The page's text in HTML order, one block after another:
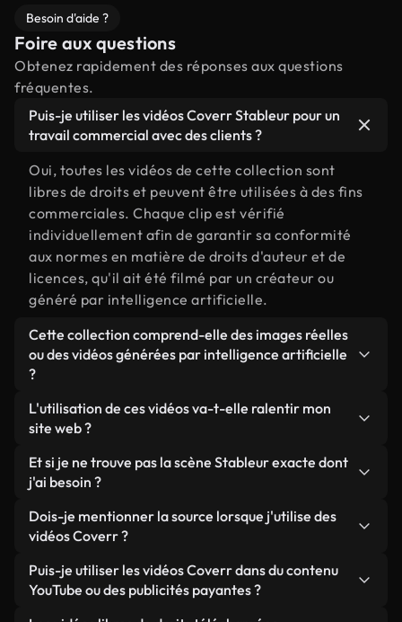
Besoin d'aide ?
Foire aux questions
Obtenez rapidement des réponses aux questions
fréquentes.
Puis-je utiliser les vidéos Coverr Stableur pour un
travail commercial avec des clients ?
Oui, toutes les vidéos de cette collection sont
libres de droits et peuvent être utilisées à des fins
commerciales. Chaque clip est vérifié
individuellement afin de garantir sa conformité
aux normes en matière de droits d'auteur et de
licences, qu'il ait été filmé par un créateur ou
généré par intelligence artificielle.
Cette collection comprend-elle des images réelles
ou des vidéos générées par intelligence artificielle
?
Les deux. Il s'agit d'une bibliothèque hybride
composée de véritables images filmées par des
générées par IA. Chaque vidéo est clairement
identifiée afin que vous sachiez toujours ce que
vous utilisez.
L'utilisation de ces vidéos va-t-elle ralentir mon
site web ?
Sauf si vous choisissez nos versions optimisées.
Nous proposons des formats légers, prêts pour le
ils conservent une qualité élevée tout en
minimisant les temps de chargement et en
améliorant des indicateurs comme le LCP.
Et si je ne trouve pas la scène Stableur exacte dont
j'ai besoin ?
Vous pouvez en créer une instantanément avec
Coverr AI Studio. Il vous suffit de décrire la scène,
Studio générera en quelques secondes une vidéo
personnalisée conforme à nos normes de licence.
Dois-je mentionner la source lorsque j'utilise des
vidéos Coverr ?
Aucune attribution n'est requise. Toutes les vidéos
de notre bibliothèque sont libres de droits et
Puis-je utiliser les vidéos Coverr dans du contenu
YouTube ou des publicités payantes ?
Oui. Toutes les séquences vidéo de Coverr peuvent